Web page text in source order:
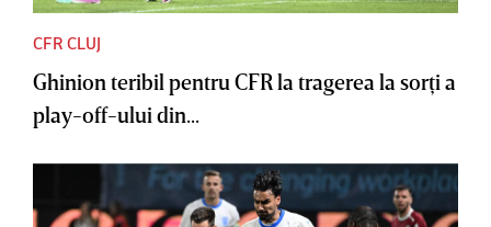
CFR CLUJ
Ghinion teribil pentru CFR la tragerea la sorţi a
play-off-ului din...